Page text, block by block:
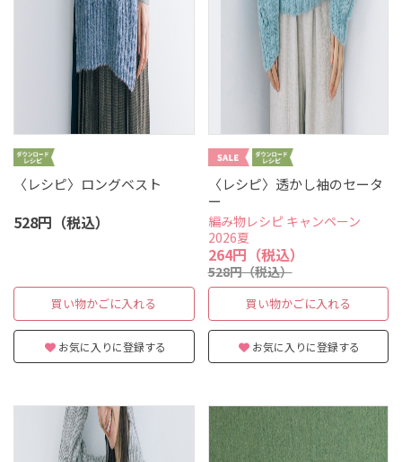
〈レシピ〉ロングベスト
528円（税込）
買い物かごに入れる
お気に入りに登録する
〈レシピ〉透かし袖のセータ
ー
編み物レシピ キャンペーン
2026夏
264円（税込）
528円（税込）
買い物かごに入れる
お気に入りに登録する